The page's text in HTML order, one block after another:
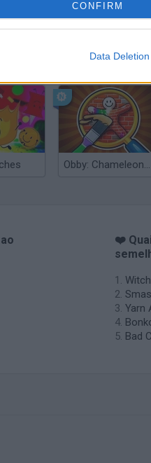
CONFIRM
Data Deletion
Yarn Art Loop
Obby: Chameleon: Paint & Hide
❤️
Yarn
Bad